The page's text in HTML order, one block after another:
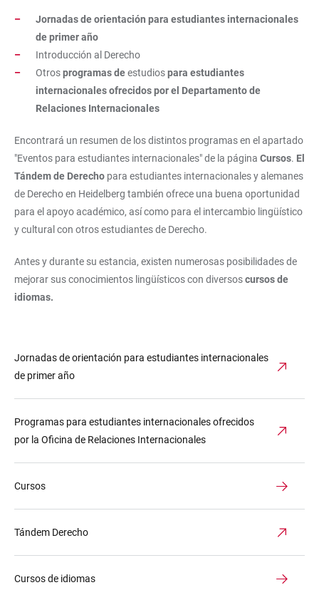
Jornadas de orientación para estudiantes internacionales
de primer año
Introducción al Derecho
Otrosprogramas deestudiospara estudiantes
internacionales ofrecidos por el Departamento de
Relaciones Internacionales
Encontrará un resumen de los distintos programas en el apartado
"Eventos para estudiantes internacionales" de la página Cursos. El
Tándem de Derecho para estudiantes internacionales y alemanes
de Derecho en Heidelberg también ofrece una buena oportunidad
para el apoyo académico, así como para el intercambio lingüístico
y cultural con otros estudiantes de Derecho.
Antes y durante su estancia, existen numerosas posibilidades de
mejorar sus conocimientos lingüísticos con diversoscursos de
idiomas.
Jornadas de orientación para estudiantes internacionales
de primer año
Programas para estudiantes internacionales ofrecidos
por la Oficina de Relaciones Internacionales
Cursos
Tándem Derecho
Cursos de idiomas